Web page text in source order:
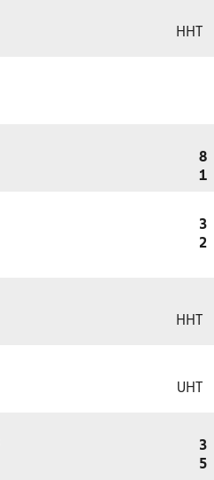
HHT
8
1
3
2
HHT
UHT
3
5